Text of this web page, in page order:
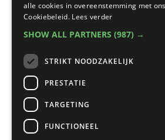
BRASSERIE &
info@mauve.nl
alle cookies in overeenstemming met ons
Cookiebeleid. Lees verder
SHOW ALL PARTNERS (987) →
STRIKT NOODZAKELIJK
PRESTATIE
TARGETING
FUNCTIONEEL